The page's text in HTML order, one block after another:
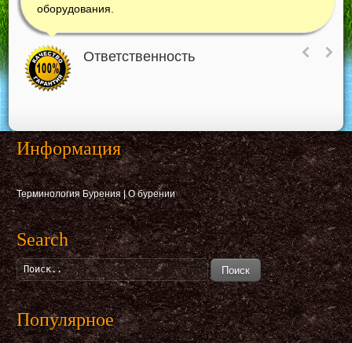
оборудования.
Ответственность
Информация
Терминология Бурения|О бурении
Search
Поиск
Популярное